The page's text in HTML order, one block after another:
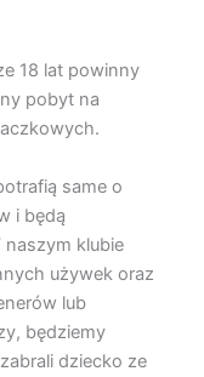
18 lat powinny
pobyt na
same o
i będą
naszym klubie
używek oraz
lub
będziemy
dziecko ze